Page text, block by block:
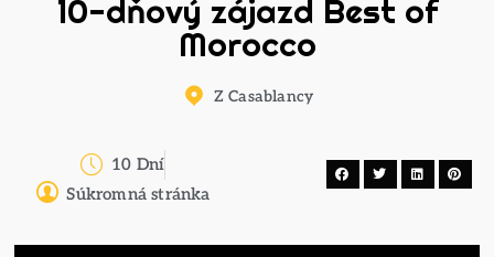
10-dňový zájazd Best of
Morocco
Z Casablancy
10 Dní
Súkromná stránka